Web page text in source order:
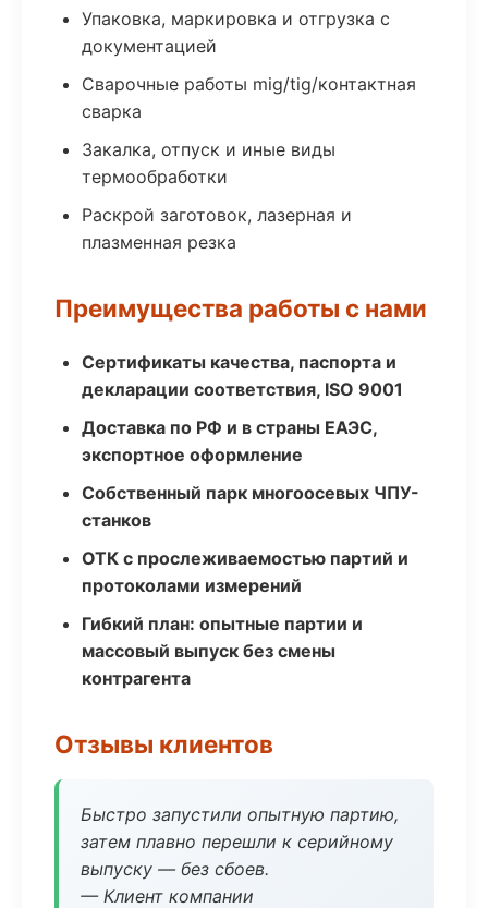
Упаковка, маркировка и отгрузка с
документацией
Сварочные работы mig/tig/контактная
сварка
Закалка, отпуск и иные виды
термообработки
Раскрой заготовок, лазерная и
плазменная резка
Преимущества работы с нами
Сертификаты качества, паспорта и
декларации соответствия, ISO 9001
Доставка по РФ и в страны ЕАЭС,
экспортное оформление
Собственный парк многоосевых ЧПУ-
станков
ОТК с прослеживаемостью партий и
протоколами измерений
Гибкий план: опытные партии и
массовый выпуск без смены
контрагента
Отзывы клиентов
Быстро запустили опытную партию,
затем плавно перешли к серийному
выпуску — без сбоев.
— Клиент компании